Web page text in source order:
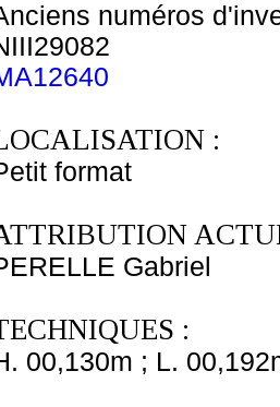
numéros
:
format
Gabriel
:
00,130m ; L.